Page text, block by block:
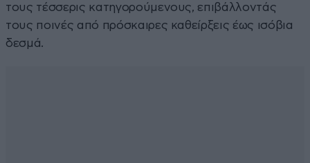
τους τέσσερις κατηγορούμενους, επιβάλλοντάς
τους ποινές από πρόσκαιρες καθείρξεις έως ισόβια
δεσμά.